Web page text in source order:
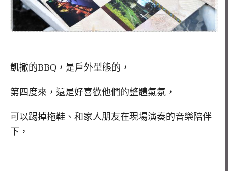
凱撒的BBQ，是戶外型態的，
第四度來，還是好喜歡他們的整體氣氛，
可以踢掉拖鞋、和家人朋友在現場演奏的音樂陪伴
下，